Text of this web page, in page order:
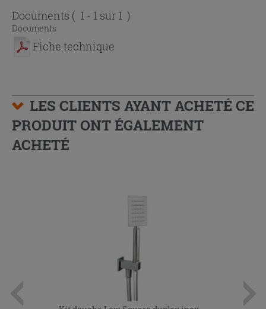
Documents ( 1 - 1 sur 1 )
Documents
Fiche technique
LES CLIENTS AYANT ACHETÉ CE
PRODUIT ONT ÉGALEMENT
ACHETÉ